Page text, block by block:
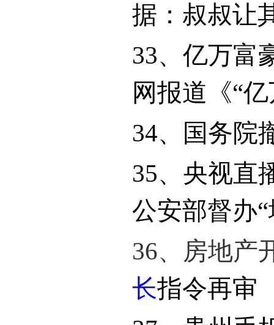
据：叔叔让
33、亿万富
网报道《“
34、
国务院
35、央视直
公安部督办
36、房地产
长指令再审